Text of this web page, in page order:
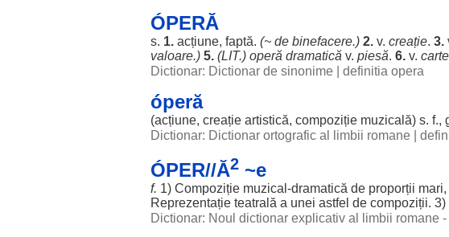
ÓPERĂ
s. 1. acțiune, faptă. (~ de binefacere.) 2. v. creație. 3.
valoare.) 5. (LIT.) operă dramatică v. piesă. 6. v. carte
Dictionar: Dictionar de sinonime
definitia opera
óperă
(acțiune, creație artistică, compoziție muzicală) s. f.,
Dictionar: Dictionar ortografic al limbii romane
ÓPER//Ă2 ~e
f. 1) Compoziție muzical -dramatică de proporții mari,
Reprezentație teatrală a unei astfel de compoziții. 3)
Dictionar: Noul dictionar explicativ al limbii romane